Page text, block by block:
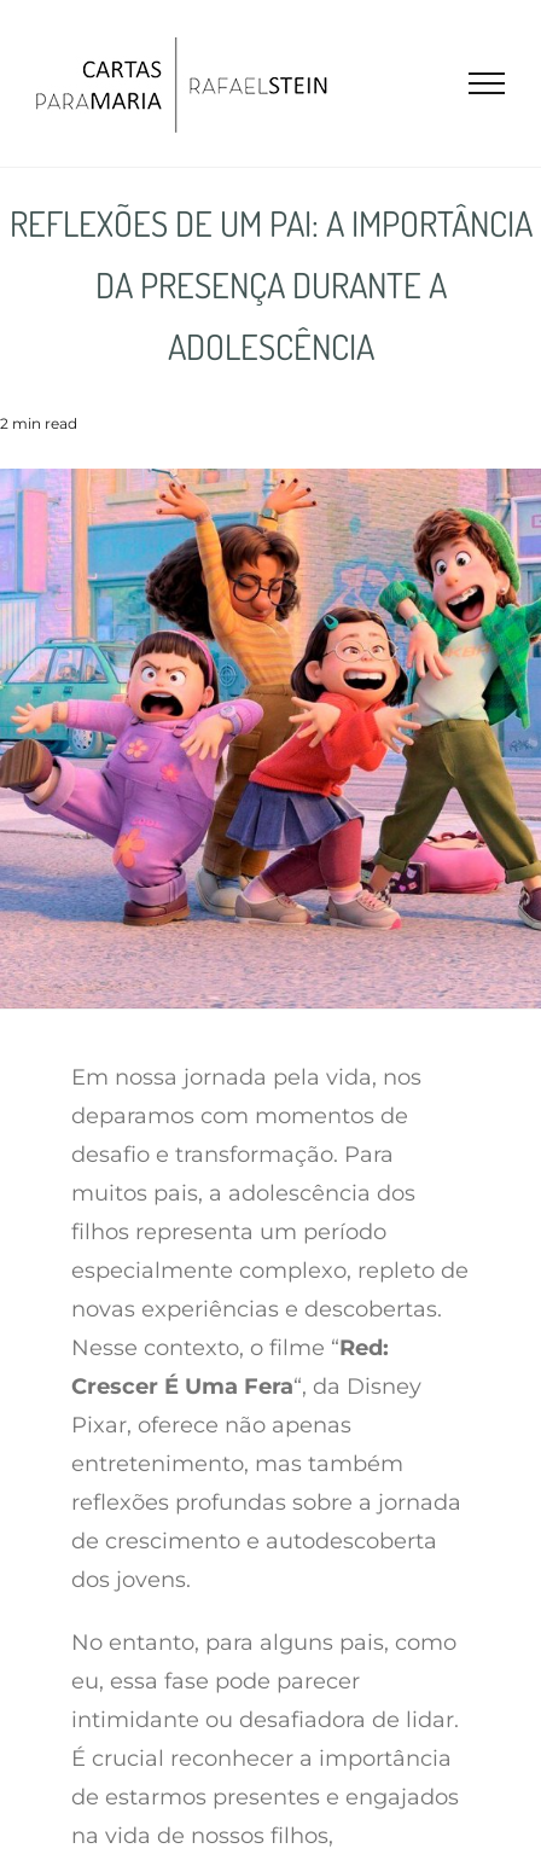
REFLEXÕES DE UM PAI: A IMPORTÂNCIA
DA PRESENÇA DURANTE A
ADOLESCÊNCIA
2 min read
Em nossa jornada pela vida, nos
deparamos com momentos de
desafio e transformação. Para
muitos pais, a adolescência dos
filhos representa um período
especialmente complexo, repleto de
novas experiências e descobertas.
Nesse contexto, o filme “Red:
Crescer É Uma Fera“, da Disney
Pixar, oferece não apenas
entretenimento, mas também
reflexões profundas sobre a jornada
de crescimento e autodescoberta
dos jovens.
No entanto, para alguns pais, como
eu, essa fase pode parecer
intimidante ou desafiadora de lidar.
É crucial reconhecer a importância
de estarmos presentes e engajados
na vida de nossos filhos,